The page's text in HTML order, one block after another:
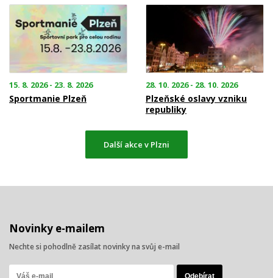
15. 8. 2026 - 23. 8. 2026
Sportmanie Plzeň
28. 10. 2026 - 28. 10. 2026
Plzeňské oslavy vzniku
republiky
Další akce v Plzni
Novinky e-mailem
Nechte si pohodlně zasílat novinky na svůj e-mail